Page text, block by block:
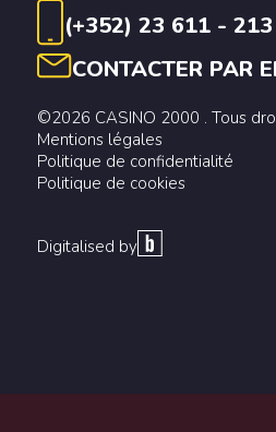
(+352) 23 611 - 213
CONTACTER PAR
©2026 CASINO 2000 . Tous
Mentions légales
Politique de confidentialité
Politique de cookies
Digitalised by